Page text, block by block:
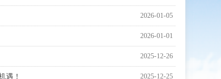
2026-01-05
2026-01-01
2025-12-26
2025-12-25
遇！